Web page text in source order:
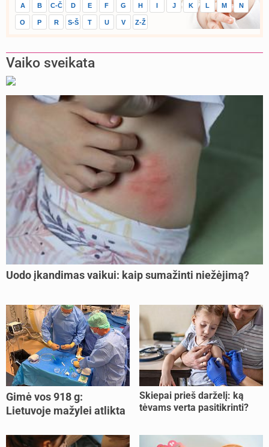
A B C-Č D E F G H J K L M N
O P R S-Š T U V Z-Ž
Vaiko sveikata
Uodo įkandimas vaikui: kaip sumažinti niežėjimą?
Gimė vos 918 g:
Lietuvoje mažylei atlikta
Skiepai prieš darželį: ką
tėvams verta pasitikrinti?